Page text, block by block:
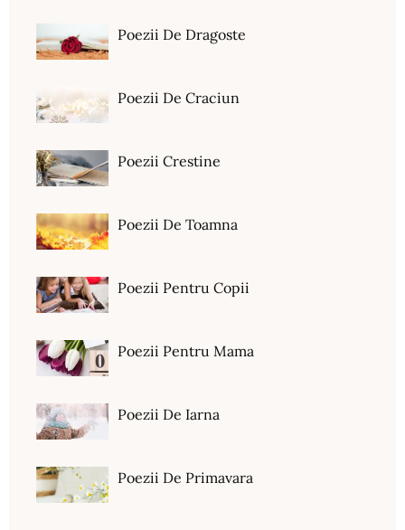
Poezii De Dragoste
Poezii De Craciun
Poezii Crestine
Poezii De Toamna
Poezii Pentru Copii
Poezii Pentru Mama
Poezii De Iarna
Poezii De Primavara